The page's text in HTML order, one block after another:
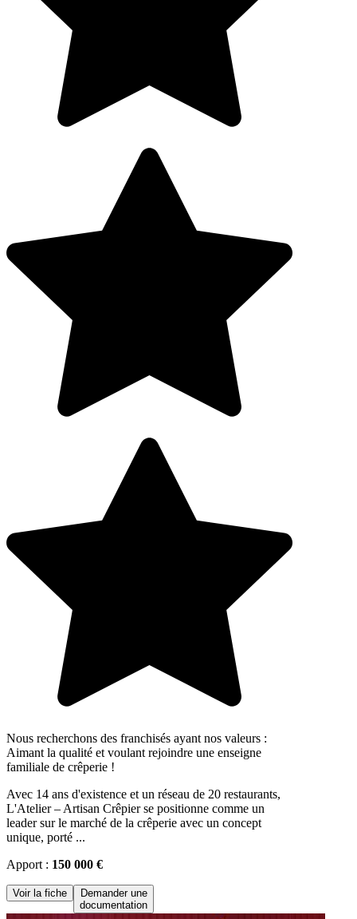
Nous recherchons des franchisés ayant nos valeurs :
Aimant la qualité et voulant rejoindre une enseigne
familiale de crêperie !
Avec 14 ans d'existence et un réseau de 20 restaurants,
L'Atelier – Artisan Crêpier se positionne comme un
leader sur le marché de la crêperie avec un concept
unique, porté ...
Apport : 150 000 €
Voir la fiche
Demander une
documentation